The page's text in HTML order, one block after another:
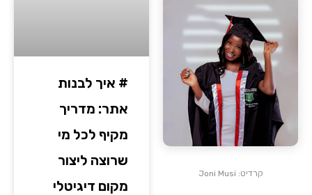
קרדיט: Joni Musi
# איך לבנות
אתר: מדריך
מקיף לכל מי
שרוצה ליצור
מקום דיגיטלי